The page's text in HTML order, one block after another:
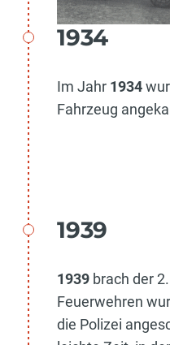
1934
Im Jahr 1934
Fahrzeug
1939
1939 brach der
Feuerwehren
die Polizei